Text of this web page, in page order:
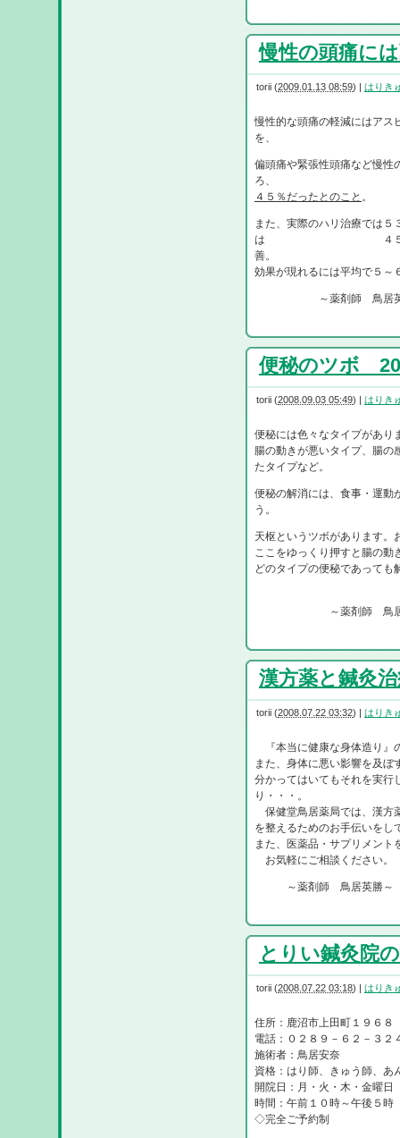
慢性の頭痛に
torii (2009.01.13 08:59) | はりき
慢性的な頭痛の軽減にはアス
を、 米デュー
偏頭痛や緊張性頭痛など慢性
ろ
４５％だったとのこと
また、実際のハリ治療では
は ４５％
効果が現れるには平均で５～
～薬剤師 鳥居英
便秘のツボ
torii (2008.09.03 05:49) | はりき
便秘には色々なタイプがあり
腸の動きが悪いタイプ、腸の
たタイプなど。
便秘の解消には、食事・運動
う。
天枢というツボがあります。
ここをゆっくり押すと腸の動
どのタイプの便秘であって
～薬剤師 鳥居
漢方薬と鍼灸
torii (2008.07.22 03:32) | はりき
『本当に健康な身体造り』
また、身体に悪い影響を及ぼ
分かってはいてもそれを実行
り・・・。
保健堂鳥居薬局では、漢方
を整えるためのお手伝いをし
また、医薬品・サプリメン
お気軽にご相談ください。
～薬剤師 鳥居英勝～
とりい鍼灸院
torii (2008.07.22 03:18) | はりき
住所：鹿沼市上田町１９６８
電話：０２８９－６２－３２
施術者：鳥居安奈
資格：はり師、きゅう師、あ
開院日：月・火・木・金曜日
時間：午前１０時～午後５時
◇完全ご予約制